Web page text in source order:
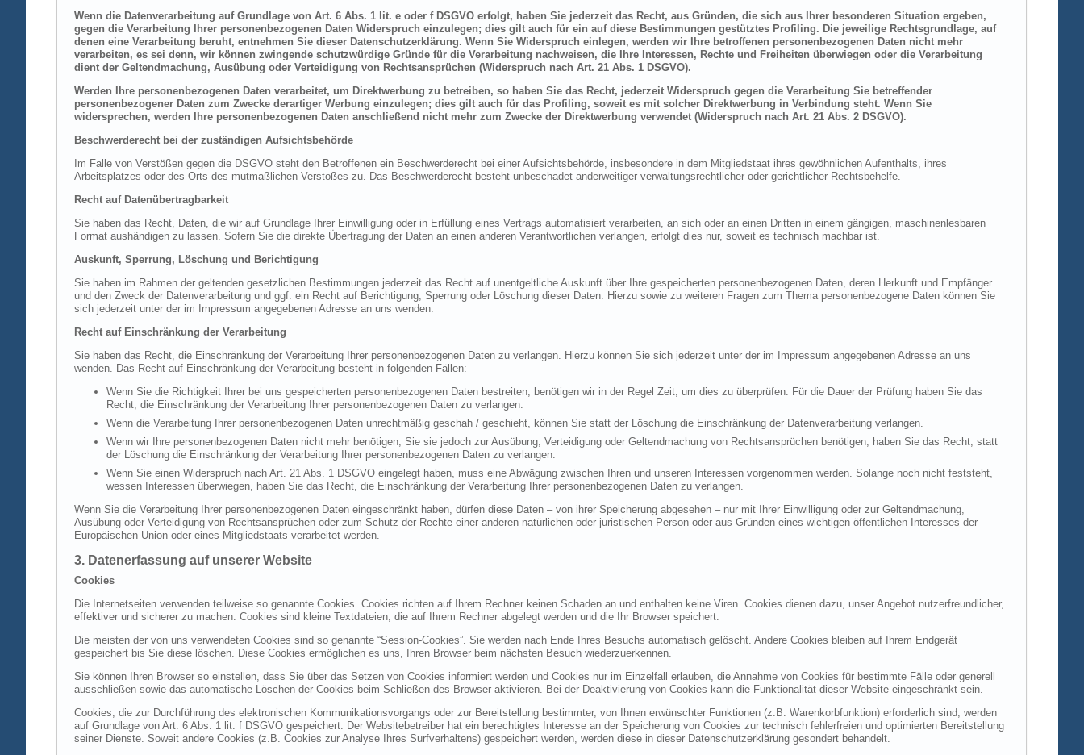
Wenn die Datenverarbeitung auf Grundlage von Art. 6 Abs. 1 lit. e oder f DSGVO erfolgt, haben Sie jederzeit das Recht, aus Gründen, die sich aus Ihrer besonderen Situation ergeben,
gegen die Verarbeitung Ihrer personenbezogenen Daten Widerspruch einzulegen; dies gilt auch für ein auf diese Bestimmungen gestütztes Profiling. Die jeweilige Rechtsgrundlage, auf
denen eine Verarbeitung beruht, entnehmen Sie dieser Datenschutzerklärung. Wenn Sie Widerspruch einlegen, werden wir Ihre betroffenen personenbezogenen Daten nicht mehr
verarbeiten, es sei denn, wir können zwingende schutzwürdige Gründe für die Verarbeitung nachweisen, die Ihre Interessen, Rechte und Freiheiten überwiegen oder die Verarbeitung
dient der Geltendmachung, Ausübung oder Verteidigung von Rechtsansprüchen (Widerspruch nach Art. 21 Abs. 1 DSGVO).
Werden Ihre personenbezogenen Daten verarbeitet, um Direktwerbung zu betreiben, so haben Sie das Recht, jederzeit Widerspruch gegen die Verarbeitung Sie betreffender
personenbezogener Daten zum Zwecke derartiger Werbung einzulegen; dies gilt auch für das Profiling, soweit es mit solcher Direktwerbung in Verbindung steht. Wenn Sie
widersprechen, werden Ihre personenbezogenen Daten anschließend nicht mehr zum Zwecke der Direktwerbung verwendet (Widerspruch nach Art. 21 Abs. 2 DSGVO).
Beschwerderecht bei der zuständigen Aufsichtsbehörde
Im Falle von Verstößen gegen die DSGVO steht den Betroffenen ein Beschwerderecht bei einer Aufsichtsbehörde, insbesondere in dem Mitgliedstaat ihres gewöhnlichen Aufenthalts, ihres
Arbeitsplatzes oder des Orts des mutmaßlichen Verstoßes zu. Das Beschwerderecht besteht unbeschadet anderweitiger verwaltungsrechtlicher oder gerichtlicher Rechtsbehelfe.
Recht auf Datenübertragbarkeit
Sie haben das Recht, Daten, die wir auf Grundlage Ihrer Einwilligung oder in Erfüllung eines Vertrags automatisiert verarbeiten, an sich oder an einen Dritten in einem gängigen, maschinenlesbaren
Format aushändigen zu lassen. Sofern Sie die direkte Übertragung der Daten an einen anderen Verantwortlichen verlangen, erfolgt dies nur, soweit es technisch machbar ist.
Auskunft, Sperrung, Löschung und Berichtigung
Sie haben im Rahmen der geltenden gesetzlichen Bestimmungen jederzeit das Recht auf unentgeltliche Auskunft über Ihre gespeicherten personenbezogenen Daten, deren Herkunft und Empfänger
und den Zweck der Datenverarbeitung und ggf. ein Recht auf Berichtigung, Sperrung oder Löschung dieser Daten. Hierzu sowie zu weiteren Fragen zum Thema personenbezogene Daten können Sie
sich jederzeit unter der im Impressum angegebenen Adresse an uns wenden.
Recht auf Einschränkung der Verarbeitung
Sie haben das Recht, die Einschränkung der Verarbeitung Ihrer personenbezogenen Daten zu verlangen. Hierzu können Sie sich jederzeit unter der im Impressum angegebenen Adresse an uns
wenden. Das Recht auf Einschränkung der Verarbeitung besteht in folgenden Fällen:
Wenn Sie die Richtigkeit Ihrer bei uns gespeicherten personenbezogenen Daten bestreiten, benötigen wir in der Regel Zeit, um dies zu überprüfen. Für die Dauer der Prüfung haben Sie das
Recht, die Einschränkung der Verarbeitung Ihrer personenbezogenen Daten zu verlangen.
Wenn die Verarbeitung Ihrer personenbezogenen Daten unrechtmäßig geschah / geschieht, können Sie statt der Löschung die Einschränkung der Datenverarbeitung verlangen.
Wenn wir Ihre personenbezogenen Daten nicht mehr benötigen, Sie sie jedoch zur Ausübung, Verteidigung oder Geltendmachung von Rechtsansprüchen benötigen, haben Sie das Recht, statt
der Löschung die Einschränkung der Verarbeitung Ihrer personenbezogenen Daten zu verlangen.
Wenn Sie einen Widerspruch nach Art. 21 Abs. 1 DSGVO eingelegt haben, muss eine Abwägung zwischen Ihren und unseren Interessen vorgenommen werden. Solange noch nicht feststeht,
wessen Interessen überwiegen, haben Sie das Recht, die Einschränkung der Verarbeitung Ihrer personenbezogenen Daten zu verlangen.
Wenn Sie die Verarbeitung Ihrer personenbezogenen Daten eingeschränkt haben, dürfen diese Daten – von ihrer Speicherung abgesehen – nur mit Ihrer Einwilligung oder zur Geltendmachung,
Ausübung oder Verteidigung von Rechtsansprüchen oder zum Schutz der Rechte einer anderen natürlichen oder juristischen Person oder aus Gründen eines wichtigen öffentlichen Interesses der
Europäischen Union oder eines Mitgliedstaats verarbeitet werden.
3. Datenerfassung auf unserer Website
Cookies
Die Internetseiten verwenden teilweise so genannte Cookies. Cookies richten auf Ihrem Rechner keinen Schaden an und enthalten keine Viren. Cookies dienen dazu, unser Angebot nutzerfreundlicher,
effektiver und sicherer zu machen. Cookies sind kleine Textdateien, die auf Ihrem Rechner abgelegt werden und die Ihr Browser speichert.
Die meisten der von uns verwendeten Cookies sind so genannte “Session-Cookies”. Sie werden nach Ende Ihres Besuchs automatisch gelöscht. Andere Cookies bleiben auf Ihrem Endgerät
gespeichert bis Sie diese löschen. Diese Cookies ermöglichen es uns, Ihren Browser beim nächsten Besuch wiederzuerkennen.
Sie können Ihren Browser so einstellen, dass Sie über das Setzen von Cookies informiert werden und Cookies nur im Einzelfall erlauben, die Annahme von Cookies für bestimmte Fälle oder generell
ausschließen sowie das automatische Löschen der Cookies beim Schließen des Browser aktivieren. Bei der Deaktivierung von Cookies kann die Funktionalität dieser Website eingeschränkt sein.
Cookies, die zur Durchführung des elektronischen Kommunikationsvorgangs oder zur Bereitstellung bestimmter, von Ihnen erwünschter Funktionen (z.B. Warenkorbfunktion) erforderlich sind, werden
auf Grundlage von Art. 6 Abs. 1 lit. f DSGVO gespeichert. Der Websitebetreiber hat ein berechtigtes Interesse an der Speicherung von Cookies zur technisch fehlerfreien und optimierten Bereitstellung
seiner Dienste. Soweit andere Cookies (z.B. Cookies zur Analyse Ihres Surfverhaltens) gespeichert werden, werden diese in dieser Datenschutzerklärung gesondert behandelt.